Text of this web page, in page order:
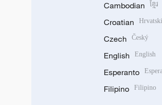
Cambodian ខ្មែរ
Croatian Hrvatski
Czech Český
English English
Esperanto
Filipino Filipino